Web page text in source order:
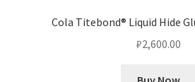
Cola Titebond® Liquid Hide
₽2,600.00